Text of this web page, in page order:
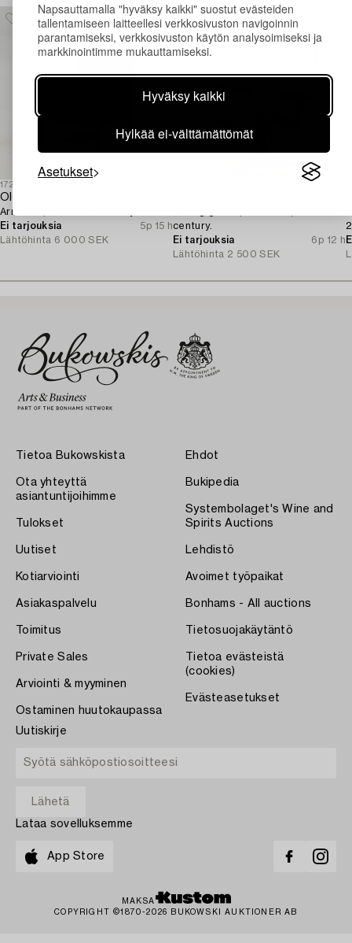
Napsauttamalla "hyväksy kaikki" suostut evästeiden
tallentamiseen laitteellesi verkkosivuston navigoinnin
parantamiseksi, verkkosivuston käytön analysoimiseksi ja
markkinointimme mukauttamiseksi.
Hyväksy kaikki
Hylkää ei-välttämättömät
Asetukset
1726168
Ole Wanscher
Armchair, mid-20th century.
Ei tarjouksia
5p 15 h
Lähtöhinta 6 000 SEK
century.
Ei tarjouksia
6p 12 h
Lähtöhinta 2 500 SEK
Tietoa Bukowskista
Ota yhteyttä
asiantuntijoihimme
Tulokset
Uutiset
Kotiarviointi
Asiakaspalvelu
Toimitus
Private Sales
Arviointi & myyminen
Ostaminen huutokaupassa
Ehdot
Bukipedia
Systembolaget's Wine and
Spirits Auctions
Lehdistö
Avoimet työpaikat
Bonhams - All auctions
Tietosuojakäytäntö
Tietoa evästeistä
(cookies)
Evästeasetukset
Uutiskirje
Lataa sovelluksemme
App Store
MAKSA
COPYRIGHT ©1870-2026 BUKOWSKI AUKTIONER AB